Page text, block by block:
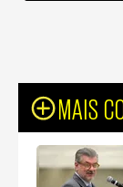
MAIS